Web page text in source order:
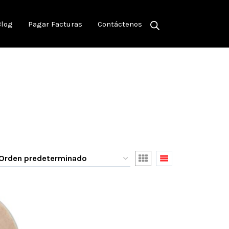
Pagar Facturas Contáctenos